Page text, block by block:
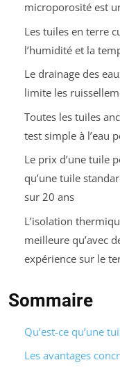
microporosité est
Les tuiles en terre
l’humidité et la
Le drainage des
limite les
Toutes les tuiles
test simple à l’eau
Le prix d’une tuile
qu’une tuile
sur 20 ans
L’isolation
meilleure qu’avec
expérience sur le
Sommaire
Qu’est-ce qu’une
Les avantages